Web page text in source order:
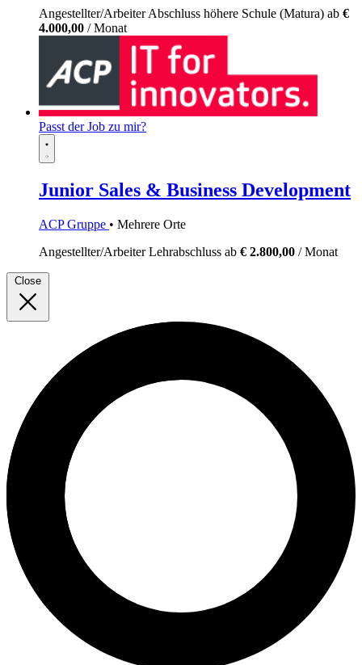
Angestellter/ArbeiterAbschluss höhere Schule (Matura) ab €
4.000,00 / Monat
Passt der Job zu mir?
Junior Sales & Business Development
ACP Gruppe • Mehrere Orte
Angestellter/ArbeiterLehrabschluss ab € 2.800,00 / Monat
Close